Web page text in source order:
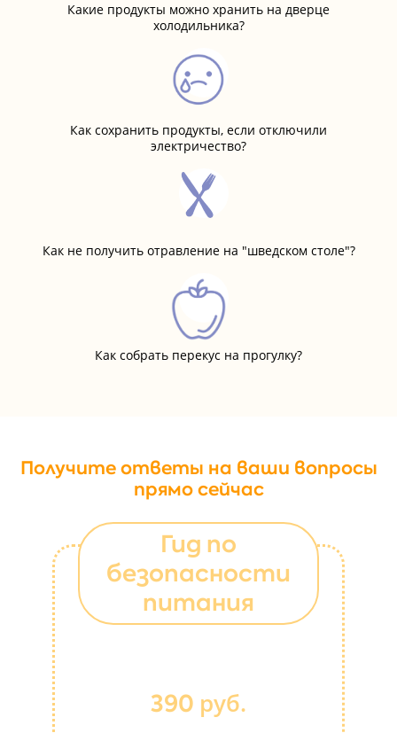
Какие продукты можно хранить на дверце
холодильника?
Как сохранить продукты, если отключили
электричество?
Как не получить отравление на "шведском столе"?
Как собрать перекус на прогулку?
Получите ответы на ваши вопросы
прямо сейчас
Гид по
безопасности
питания
390 руб.